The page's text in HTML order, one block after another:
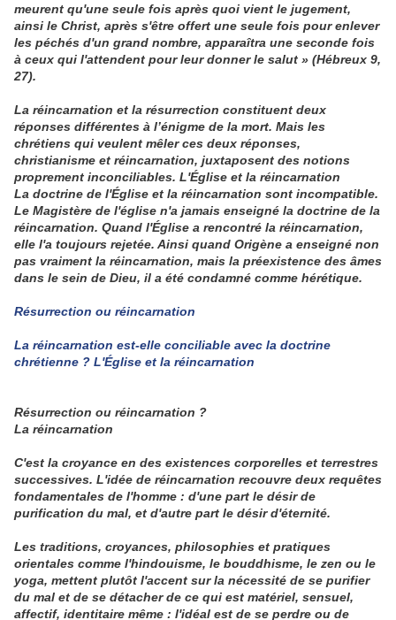
meurent qu'une seule fois après quoi vient le jugement,
ainsi le Christ, après s'être offert une seule fois pour enlever
les péchés d'un grand nombre, apparaîtra une seconde fois
à ceux qui l'attendent pour leur donner le salut » (Hébreux 9,
27).
La réincarnation et la résurrection constituent deux
réponses différentes à l’énigme de la mort. Mais les
chrétiens qui veulent mêler ces deux réponses,
christianisme et réincarnation, juxtaposent des notions
proprement inconciliables. L'Église et la réincarnation
La doctrine de l'Église et la réincarnation sont incompatible.
Le Magistère de l'église n'a jamais enseigné la doctrine de la
réincarnation. Quand l'Église a rencontré la réincarnation,
elle l'a toujours rejetée. Ainsi quand Origène a enseigné non
pas vraiment la réincarnation, mais la préexistence des âmes
dans le sein de Dieu, il a été condamné comme hérétique.
Résurrection ou réincarnation
La réincarnation est-elle conciliable avec la doctrine
chrétienne ? L'Église et la réincarnation
Résurrection ou réincarnation ?
La réincarnation
C'est la croyance en des existences corporelles et terrestres
successives. L'idée de réincarnation recouvre deux requêtes
fondamentales de l'homme : d'une part le désir de
purification du mal, et d'autre part le désir d'éternité.
Les traditions, croyances, philosophies et pratiques
orientales comme l'hindouisme, le bouddhisme, le zen ou le
yoga, mettent plutôt l'accent sur la nécessité de se purifier
du mal et de se détacher de ce qui est matériel, sensuel,
affectif, identitaire même : l'idéal est de se perdre ou de